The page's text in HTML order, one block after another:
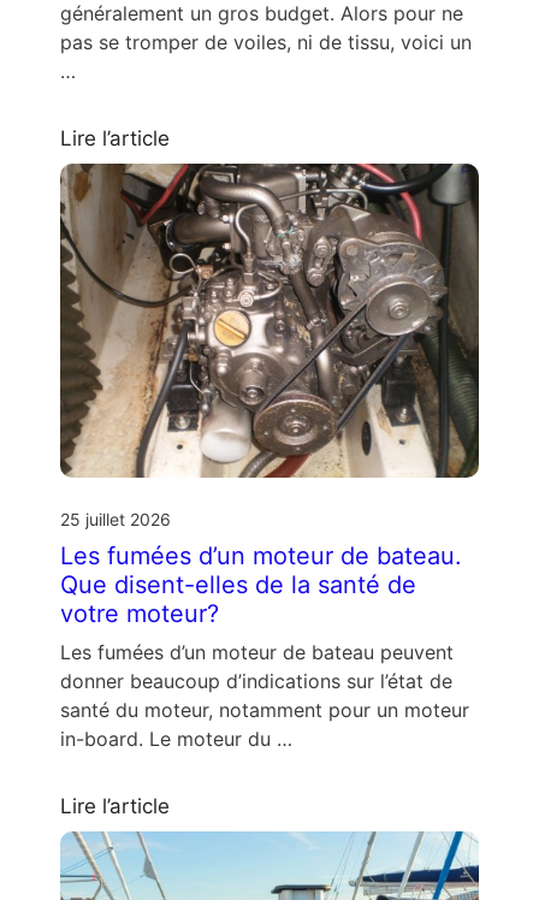
généralement un gros budget. Alors pour ne
pas se tromper de voiles, ni de tissu, voici un
…
Lire l’article
25 juillet 2026
Les fumées d’un moteur de bateau.
Que disent-elles de la santé de
votre moteur?
Les fumées d’un moteur de bateau peuvent
donner beaucoup d’indications sur l’état de
santé du moteur, notamment pour un moteur
in-board. Le moteur du …
Lire l’article